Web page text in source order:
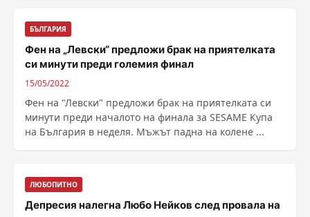
БЪЛГАРИЯ
Фен на „Левски“ предложи брак на приятелката
си минути преди големия финал
15/05/2022
Фен на "Левски" предложи брак на приятелката си
минути преди началото на финала за SESAME Купа
на България в неделя. Мъжът падна на колене ...
ЛЮБОПИТНО
Депресия налегна Любо Нейков след провала на